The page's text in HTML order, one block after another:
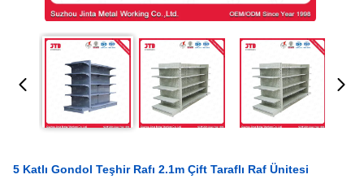
5 Katlı Gondol Teşhir Rafı 2.1m Çift Taraflı Raf Ünitesi